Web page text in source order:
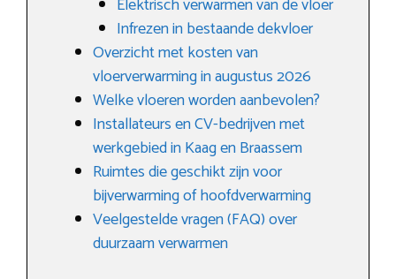
Elektrisch verwarmen van de vloer
Infrezen in bestaande dekvloer
Overzicht met kosten van
vloerverwarming in augustus 2026
Welke vloeren worden aanbevolen?
Installateurs en CV-bedrijven met
werkgebied in Kaag en Braassem
Ruimtes die geschikt zijn voor
bijverwarming of hoofdverwarming
Veelgestelde vragen (FAQ) over
duurzaam verwarmen